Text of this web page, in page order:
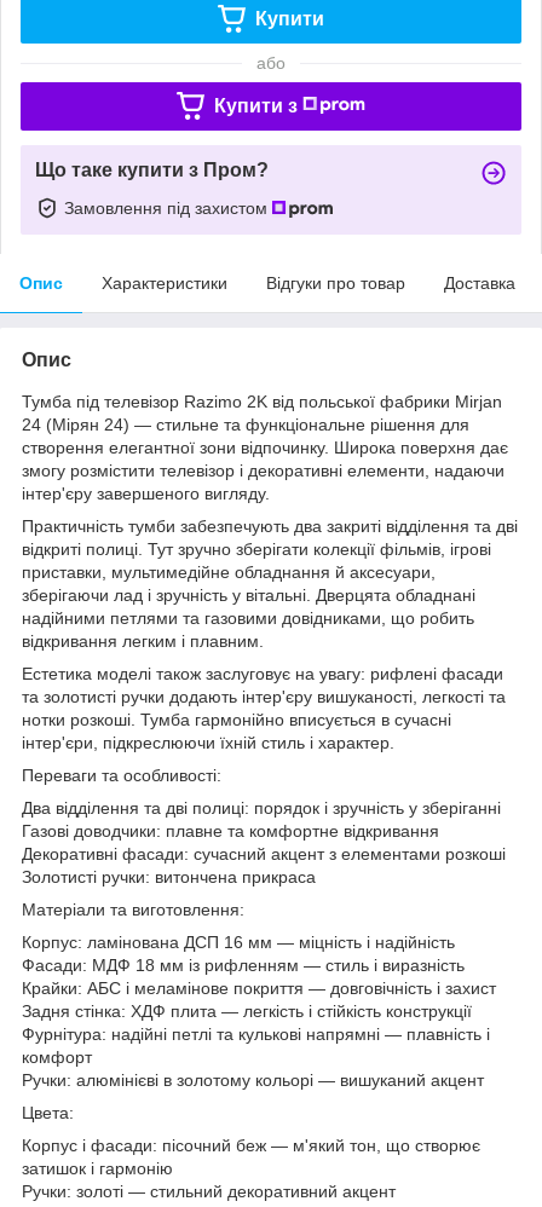
Купити
або
Купити з
Що таке купити з Пром?
Замовлення під захистом
Опис Характеристики Відгуки про товар Доставка
Опис
Тумба під телевізор Razimo 2K від польської фабрики Mirjan
24 (Мірян 24) — стильне та функціональне рішення для
створення елегантної зони відпочинку. Широка поверхня дає
змогу розмістити телевізор і декоративні елементи, надаючи
інтер'єру завершеного вигляду.
Практичність тумби забезпечують два закриті відділення та дві
відкриті полиці. Тут зручно зберігати колекції фільмів, ігрові
приставки, мультимедійне обладнання й аксесуари,
зберігаючи лад і зручність у вітальні. Дверцята обладнані
надійними петлями та газовими довідниками, що робить
відкривання легким і плавним.
Естетика моделі також заслуговує на увагу: рифлені фасади
та золотисті ручки додають інтер'єру вишуканості, легкості та
нотки розкоші. Тумба гармонійно вписується в сучасні
інтер'єри, підкреслюючи їхній стиль і характер.
Переваги та особливості:
Два відділення та дві полиці: порядок і зручність у зберіганні
Газові доводчики: плавне та комфортне відкривання
Декоративні фасади: сучасний акцент з елементами розкоші
Золотисті ручки: витончена прикраса
Матеріали та виготовлення:
Корпус: ламінована ДСП 16 мм — міцність і надійність
Фасади: МДФ 18 мм із рифленням — стиль і виразність
Крайки: АБС і меламінове покриття — довговічність і захист
Задня стінка: ХДФ плита — легкість і стійкість конструкції
Фурнітура: надійні петлі та кулькові напрямні — плавність і
комфорт
Ручки: алюмінієві в золотому кольорі — вишуканий акцент
Цвета:
Корпус і фасади: пісочний беж — м'який тон, що створює
затишок і гармонію
Ручки: золоті — стильний декоративний акцент